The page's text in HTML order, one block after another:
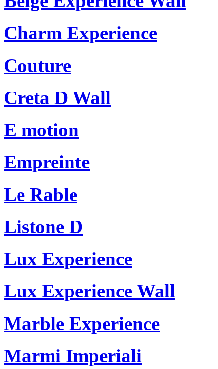
Charm Experience
Couture
Creta D Wall
E motion
Empreinte
Le Rable
Listone D
Lux Experience
Lux Experience Wall
Marble Experience
Marmi Imperiali